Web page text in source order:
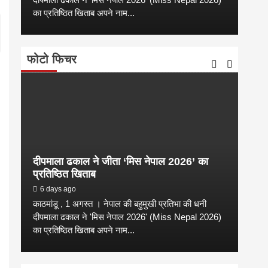
का प्रतिष्ठित खिताब अपने नाम...
फोटो फिचर
दीपमाला ढकाल ने जीता ‘मिस नेपाल 2026’ का
प्रतिष्ठित खिताब
6 days ago
काठमांडू , 1 अगस्त । नेपाल की बहुमुखी प्रतिभा की धनी
दीपमाला ढकाल ने 'मिस नेपाल 2026' (Miss Nepal 2026)
का प्रतिष्ठित खिताब अपने नाम...